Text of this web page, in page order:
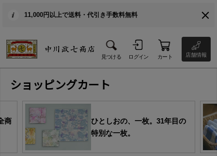
11,000円以上で送料・代引き手数料無料
見つける ログイン カート 店舗情報
ショッピングカート
商
ひとしおの、一枚。31年目の
特別な一枚。